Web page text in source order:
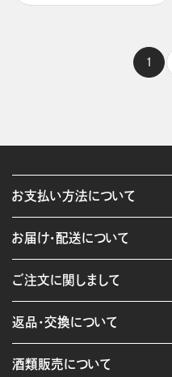
1
お支払い方法について
お届け・配送について
ご注文に関しまして
返品・交換について
酒類販売について